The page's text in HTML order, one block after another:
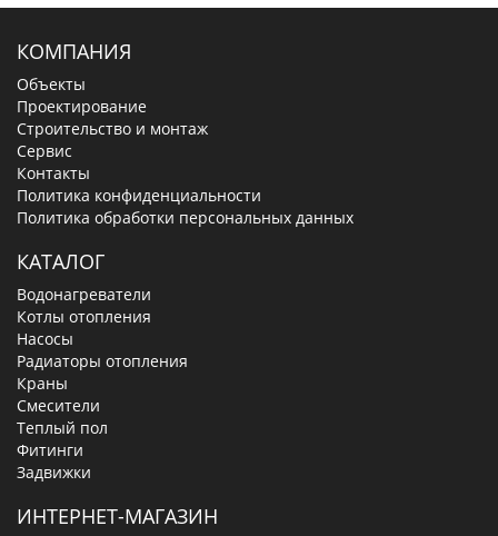
КОМПАНИЯ
Объекты
Проектирование
Строительство и монтаж
Сервис
Контакты
Политика конфиденциальности
Политика обработки персональных данных
КАТАЛОГ
Водонагреватели
Котлы отопления
Насосы
Радиаторы отопления
Краны
Смесители
Теплый пол
Фитинги
Задвижки
ИНТЕРНЕТ-МАГАЗИН